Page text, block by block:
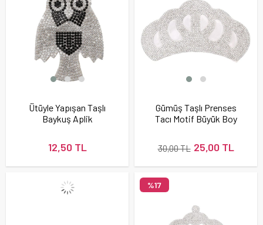
Ütüyle Yapışan Taşlı
Baykuş Aplik
12,50 TL
Gümüş Taşlı Prenses
Tacı Motif Büyük Boy
25,00 TL
30,00 TL
%17